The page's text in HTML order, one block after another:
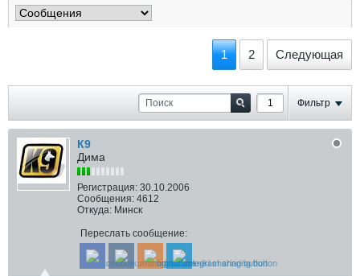
1 2 Следующая
Фильтр
К9
Дима
Регистрация: 30.10.2006
Сообщения: 4612
Откуда: Минск
Переслать сообщение: